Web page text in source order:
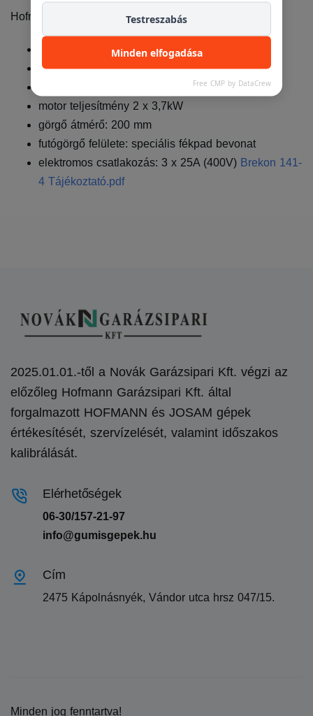
Hofmann Fékpad mechanika Brekon 141-4:
teherbírás: 4 tonna
osztott kétrészes görgőegység
nagy igénybevételre tervezett konstrukció
motor teljesítmény 2 x 3,7kW
görgő átmérő: 200 mm
futógörgő felülete: speciális fékpad bevonat
elektromos csatlakozás: 3 x 25A (400V) Brekon 141-
4 Tájékoztató.pdf
2025.01.01.-től a Novák Garázsipari Kft. végzi az
előzőleg Hofmann Garázsipari Kft. által
forgalmazott HOFMANN és JOSAM gépek
értékesítését, szervízelését, valamint időszakos
kalibrálását.
Elérhetőségek
06-30/157-21-97
info@gumisgepek.hu
Cím
2475 Kápolnásnyék, Vándor utca hrsz 047/15.
Minden jog fenntartva!
Minden elfogadása
Testreszabás
Free CMP by DataCrew